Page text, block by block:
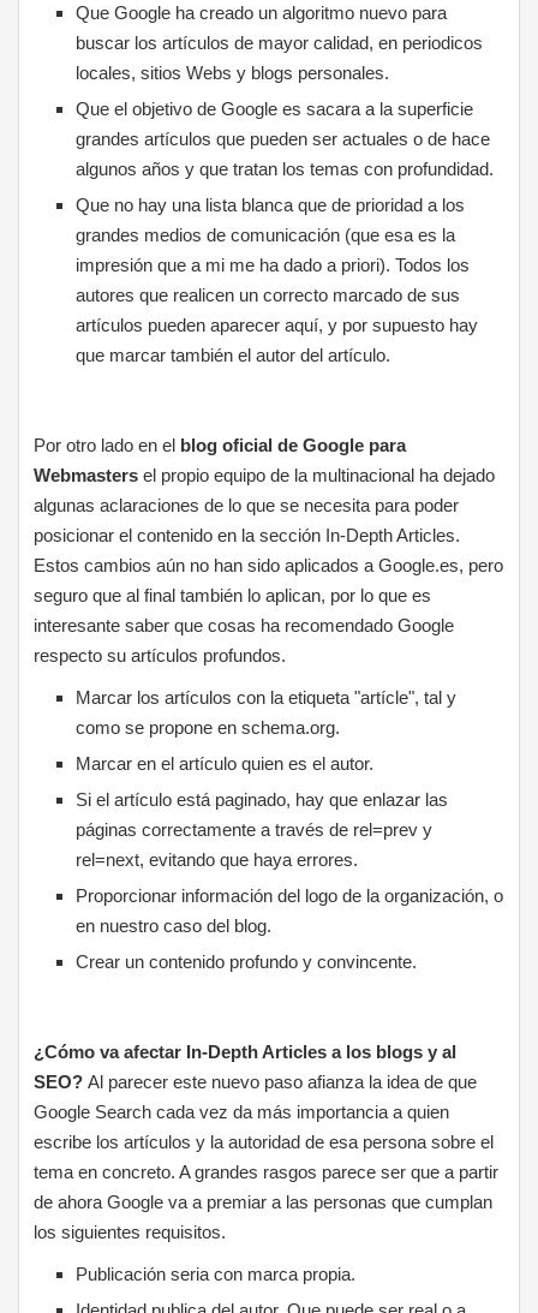
Que Google ha creado un algoritmo nuevo para
buscar los artículos de mayor calidad, en periodicos
locales, sitios Webs y blogs personales.
Que el objetivo de Google es sacara a la superficie
grandes artículos que pueden ser actuales o de hace
algunos años y que tratan los temas con profundidad.
Que no hay una lista blanca que de prioridad a los
grandes medios de comunicación (que esa es la
impresión que a mi me ha dado a priori). Todos los
autores que realicen un correcto marcado de sus
artículos pueden aparecer aquí, y por supuesto hay
que marcar también el autor del artículo.
Por otro lado en el blog oficial de Google para
Webmasters el propio equipo de la multinacional ha dejado
algunas aclaraciones de lo que se necesita para poder
posicionar el contenido en la sección In-Depth Articles.
Estos cambios aún no han sido aplicados a Google.es, pero
seguro que al final también lo aplican, por lo que es
interesante saber que cosas ha recomendado Google
respecto su artículos profundos.
Marcar los artículos con la etiqueta "artícle", tal y
como se propone en schema.org.
Marcar en el artículo quien es el autor.
Si el artículo está paginado, hay que enlazar las
páginas correctamente a través de rel=prev y
rel=next, evitando que haya errores.
Proporcionar información del logo de la organización, o
en nuestro caso del blog.
Crear un contenido profundo y convincente.
¿Cómo va afectar In-Depth Articles a los blogs y al
SEO? Al parecer este nuevo paso afianza la idea de que
Google Search cada vez da más importancia a quien
escribe los artículos y la autoridad de esa persona sobre el
tema en concreto. A grandes rasgos parece ser que a partir
de ahora Google va a premiar a las personas que cumplan
los siguientes requisitos.
Publicación seria con marca propia.